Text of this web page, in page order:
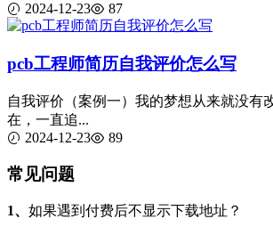
2024-12-23
87
pcb工程师简历自我评价怎么写
自我评价（案例一）我的梦想从来就没有
在，一直追...
2024-12-23
89
常见问题
1、 如果遇到付费后不显示下载地址？